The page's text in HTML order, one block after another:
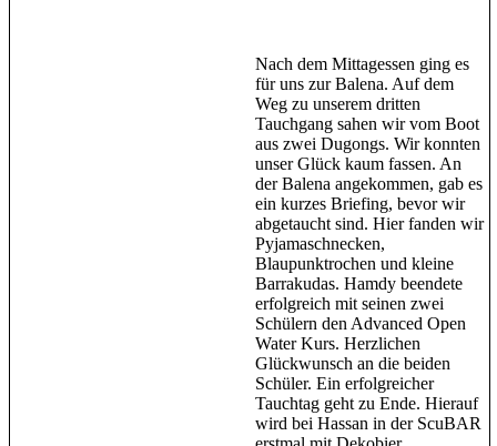
Nach dem Mittagessen ging es
für uns zur Balena. Auf dem
Weg zu unserem dritten
Tauchgang sahen wir vom Boot
aus zwei Dugongs. Wir konnten
unser Glück kaum fassen. An
der Balena angekommen, gab es
ein kurzes Briefing, bevor wir
abgetaucht sind. Hier fanden wir
Pyjamaschnecken,
Blaupunktrochen und kleine
Barrakudas. Hamdy beendete
erfolgreich mit seinen zwei
Schülern den Advanced Open
Water Kurs. Herzlichen
Glückwunsch an die beiden
Schüler. Ein erfolgreicher
Tauchtag geht zu Ende. Hierauf
wird bei Hassan in der ScuBAR